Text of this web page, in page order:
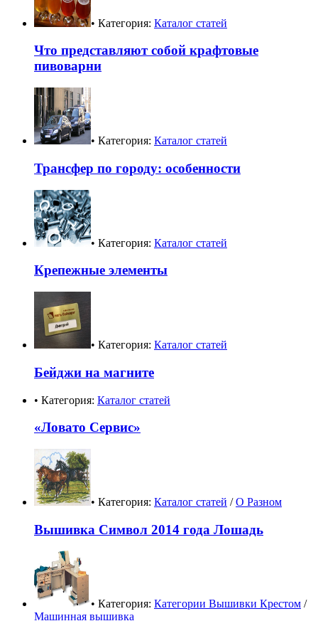
• Категория: Каталог статей
Что представляют собой крафтовые
пивоварни
• Категория: Каталог статей
Трансфер по городу: особенности
• Категория: Каталог статей
Крепежные элементы
• Категория: Каталог статей
Бейджи на магните
• Категория: Каталог статей
«Ловато Сервис»
• Категория: Каталог статей /О Разном
Вышивка Символ 2014 года Лошадь
• Категория: Категории Вышивки Крестом /
Машинная вышивка